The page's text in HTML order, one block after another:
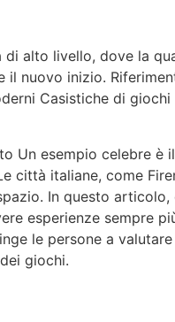
alto livello, dove la
il nuovo inizio.
Casistiche di
Un esempio celebre è
città italiane, come
In questo articolo,
esperienze sempre
le persone a
giochi.